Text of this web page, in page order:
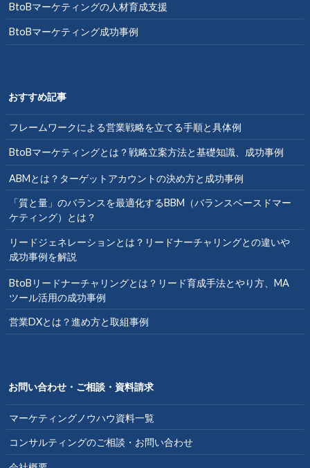
BtoBマーケティングの人材育成支援
BtoBマーケティング成功事例
おすすめ記事
フレームワークによる営業戦略を立てる手順と具体例
BtoBマーケティングとは？戦略立案方法と基礎知識、成功事例
ABMとは？ターゲットアカウントの決め方と成功事例
「質と量」のバランスを最適化するBBM（バランスベースドマー
ケティング）とは？
リードジェネレーションとは？リードナーチャリングとの違いや
成功事例を解説
BtoBリードナーチャリングとは？リード育成手法とやり方、MA
ツール活用の成功事例
営業DXとは？進め方と取組事例
お問い合わせ・ご相談・資料請求
マーケティングノウハウ資料一覧
コンサルティングのご相談・お問い合わせ